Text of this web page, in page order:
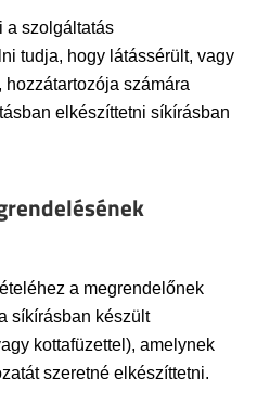
a szolgáltatás
tudja, hogy látássérült, vagy
számára
elkészíttetni síkírásban
a megrendelőnek
síkírásban készült
kottafüzettel), amelynek
szeretné elkészíttetni.